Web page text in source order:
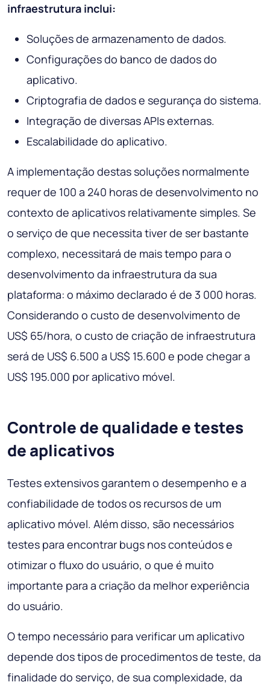
infraestrutura inclui:
Soluções de armazenamento de dados.
Configurações do banco de dados do
aplicativo.
Criptografia de dados e segurança do sistema.
Integração de diversas APIs externas.
Escalabilidade do aplicativo.
A implementação destas soluções normalmente
requer de 100 a 240 horas de desenvolvimento no
contexto de aplicativos relativamente simples. Se
o serviço de que necessita tiver de ser bastante
complexo, necessitará de mais tempo para o
desenvolvimento da infraestrutura da sua
plataforma: o máximo declarado é de 3 000 horas.
Considerando o custo de desenvolvimento de
US$ 65/hora, o custo de criação de infraestrutura
será de US$ 6.500 a US$ 15.600 e pode chegar a
US$ 195.000 por aplicativo móvel.
Controle de qualidade e testes
de aplicativos
Testes extensivos garantem o desempenho e a
confiabilidade de todos os recursos de um
aplicativo móvel. Além disso, são necessários
testes para encontrar bugs nos conteúdos e
otimizar o fluxo do usuário, o que é muito
importante para a criação da melhor experiência
do usuário.
O tempo necessário para verificar um aplicativo
depende dos tipos de procedimentos de teste, da
finalidade do serviço, de sua complexidade, da